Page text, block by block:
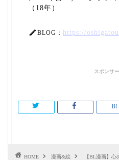
（18年）
BLOG： https://
スポンサ
HOME 漫画&絵 【BL漫画】